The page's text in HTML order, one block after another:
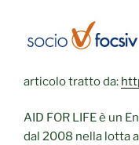
articolo tratto da:
AID FOR LIFE è un
dal 2008 nella lotta